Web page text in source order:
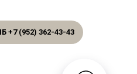
+7 (952) 362-43-43